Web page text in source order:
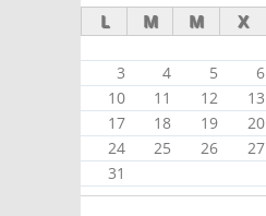
L M M X
3
4 5 6
10
11 12 13
17
18 19 20
24
25 26 27
31